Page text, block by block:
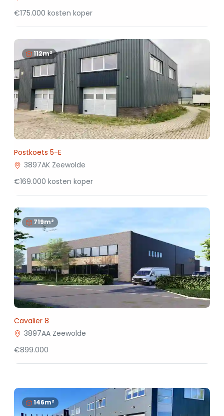
€175.000 kosten koper
112m²
Postkoets 5-E
3897AK Zeewolde
€169.000 kosten koper
719m²
Cavalier 8
3897AA Zeewolde
€899.000
146m²